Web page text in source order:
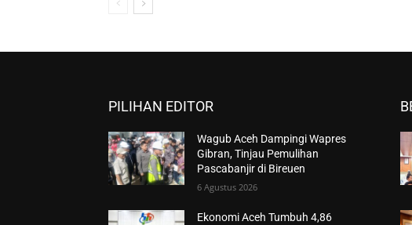
PILIHAN EDITOR
Wagub Aceh Dampingi Wapres
Gibran, Tinjau Pemulihan
Pascabanjir di Bireuen
6 Agustus 2026
Ekonomi Aceh Tumbuh 4,86